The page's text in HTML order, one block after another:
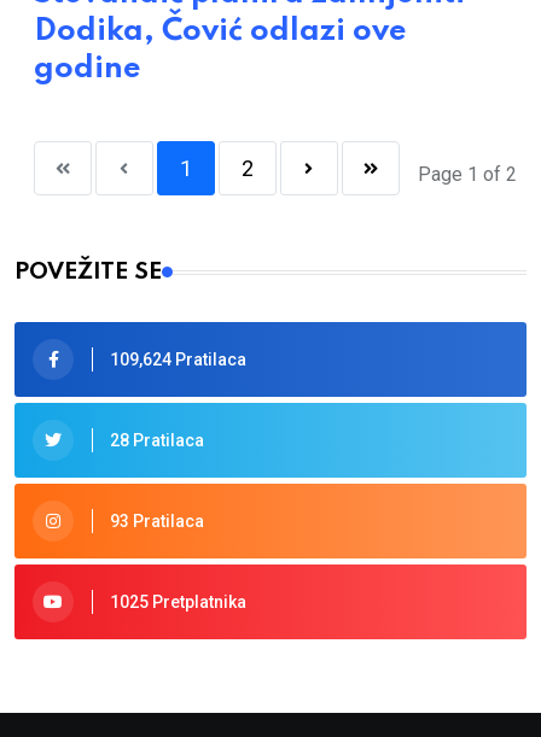
Dodika, Čović odlazi ove
godine
Page 1 of 2
1 2
POVEŽITE SE
109,624 Pratilaca
28 Pratilaca
93 Pratilaca
1025 Pretplatnika